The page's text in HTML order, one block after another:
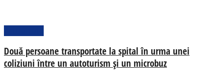
Două persoane transportate la spital în urma unei
coliziuni între un autoturism și un microbuz